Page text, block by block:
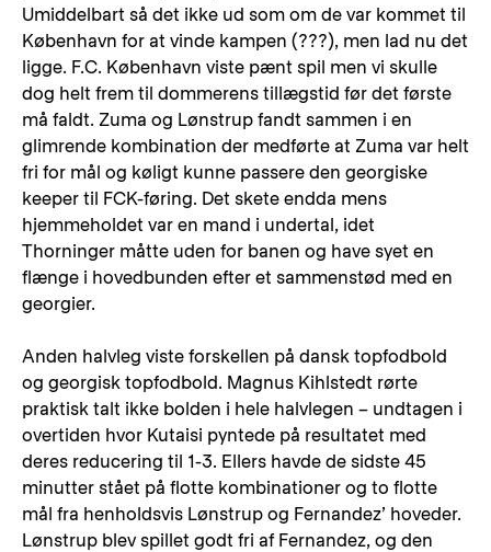
Umiddelbart så det ikke ud som om de var kommet til
København for at vinde kampen (???), men lad nu det
ligge. F.C. København viste pænt spil men vi skulle
dog helt frem til dommerens tillægstid før det første
må faldt. Zuma og Lønstrup fandt sammen i en
glimrende kombination der medførte at Zuma var helt
fri for mål og køligt kunne passere den georgiske
keeper til FCK-føring. Det skete endda mens
hjemmeholdet var en mand i undertal, idet
Thorninger måtte uden for banen og have syet en
flænge i hovedbunden efter et sammenstød med en
georgier.
Anden halvleg viste forskellen på dansk topfodbold
og georgisk topfodbold. Magnus Kihlstedt rørte
praktisk talt ikke bolden i hele halvlegen – undtagen i
overtiden hvor Kutaisi pyntede på resultatet med
deres reducering til 1-3. Ellers havde de sidste 45
minutter stået på flotte kombinationer og to flotte
mål fra henholdsvis Lønstrup og Fernandez’ hoveder.
Lønstrup blev spillet godt fri af Fernandez, og den